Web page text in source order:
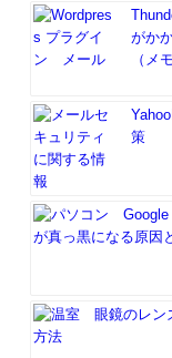
がか
（メ
策
が真っ黒になる原因
眼鏡のレン
方法